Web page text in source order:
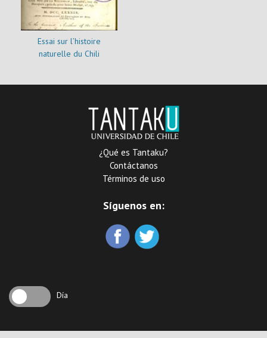
Essai sur l’histoire
naturelle du Chili
¿Qué es Tantaku?
Contáctanos
Términos de uso
Síguenos en:
Día